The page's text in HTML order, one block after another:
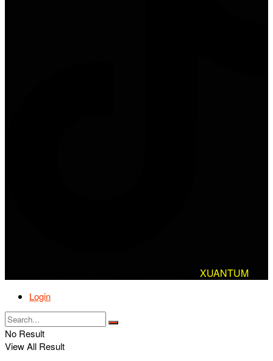
XUANTUM
Login
No Result
View All Result